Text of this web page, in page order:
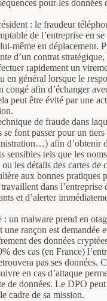
pour les données
: le fraudeur
de l’entreprise en se
même en déplacement.
d’un contrat
rapidement un
en général lorsque le
congé afin d’échanger
peut être évité par une
de fraude dans
se font passer pour un
afin d’obtenir
sensibles tels que les
ou les détails des cartes de
aux bonnes pratiques
dans l’entreprise
et d’alerter
: un malware prend en
une rançon est demandée
des données
des cas (en France)
pas ses données.
en cas d’attaque
de données. Le DPO
cadre de sa mission.